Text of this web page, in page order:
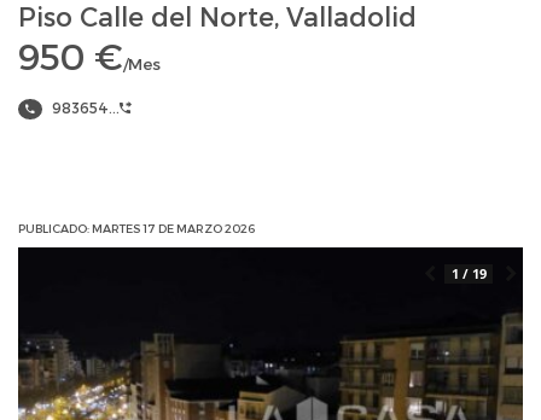
Piso Calle del Norte, Valladolid
950 €/Mes
983654...
PUBLICADO: MARTES 17 DE MARZO 2026
1 / 19